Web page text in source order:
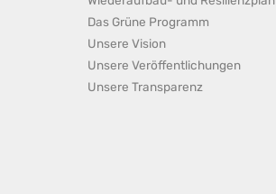
Das Grüne Programm
Unsere Vision
Unsere Veröffentlichungen
Unsere Transparenz